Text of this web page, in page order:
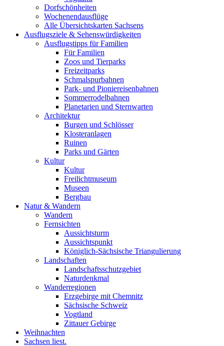
Dorfschönheiten
Wochenendausflüge
Alle Übersichtskarten Sachsens
Ausflugsziele & Sehenswürdigkeiten
Ausflugstipps für Familien
Für Familien
Zoos und Tierparks
Freizeitparks
Schmalspurbahnen
Park- und Pioniereisenbahnen
Sommerrodelbahnen
Planetarien und Sternwarten
Architektur
Burgen und Schlösser
Klosteranlagen
Ruinen
Parks und Gärten
Kultur
Kultur
Freilichtmuseum
Museen
Bergbau
Natur & Wandern
Wandern
Fernsichten
Aussichtsturm
Aussichtspunkt
Königlich-Sächsische Triangulierung
Landschaften
Landschaftsschutzgebiet
Naturdenkmal
Wanderregionen
Erzgebirge mit Chemnitz
Sächsische Schweiz
Vogtland
Zittauer Gebirge
Weihnachten
Sachsen liest.